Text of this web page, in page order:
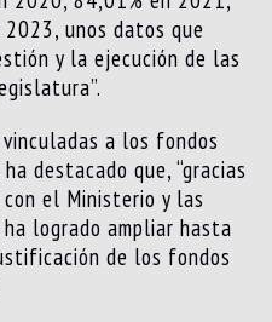
unos datos que
y la ejecución de las
a los fondos
destacado que, “gracias
el Ministerio y las
logrado ampliar hasta
de los fondos